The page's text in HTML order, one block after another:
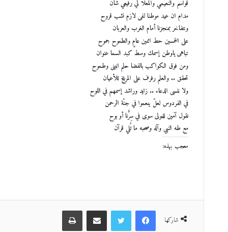
قواسم والنعيمي والمعلا لي رفيعي شان
مدام ان عيد موطنا لفى لازم نشب قروح
ونتفاخر بمنجزنا أمام الغرب والعربان
على الخمسين حط اثنين عامٍ والطموح جموح
تباهى ياوطن إسمك وسط كبد السما عنوان
ومن فوق الكواكب بالفضا حلم انبنى وطموح
تحقق .. والعلم رفرف على المريخ للأعيان
ولا ننسى الدعاء .. زايد وراشد إسمهم في اللوح
في الفردوس لعلّ ينعموا في جنّة الرحمن
نقول آمين للمولى سوى في سِرًّنا أو بوح
مع طه النبي وآله وصحبه ما تُلي قرآن
معجب بهذه:
شاركها
فيسبوك